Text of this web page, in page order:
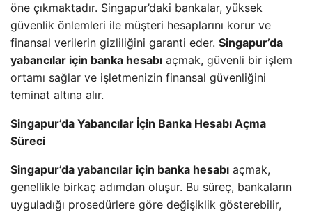
öne çıkmaktadır. Singapur’daki bankalar, yüksek
güvenlik önlemleri ile müşteri hesaplarını korur ve
finansal verilerin gizliliğini garanti eder. Singapur’da
yabancılar için banka hesabı açmak, güvenli bir işlem
ortamı sağlar ve işletmenizin finansal güvenliğini
teminat altına alır.
Singapur’da Yabancılar İçin Banka Hesabı Açma
Süreci
Singapur’da yabancılar için banka hesabı açmak,
genellikle birkaç adımdan oluşur. Bu süreç, bankaların
uyguladığı prosedürlere göre değişiklik gösterebilir,